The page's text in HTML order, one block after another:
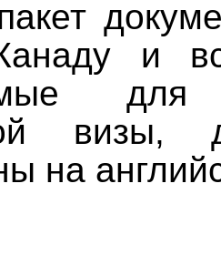
и
для
визы,
на